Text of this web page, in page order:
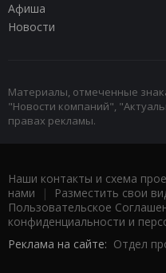
Афиша
Новости
Материалы, отмеченные
"Новости компаний",
правах рекламы.
Наши контакты и схема
нами | Разместить свои
Пользовательское
конфиденциальности и
Реклама на сайте: Отдел